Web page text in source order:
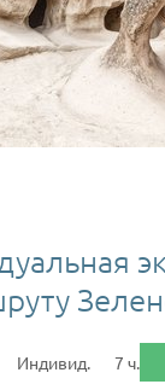
Индивид. 7 ч.